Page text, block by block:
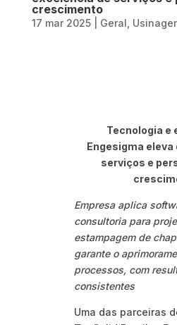
crescimento
17 mar 2025| Geral
Tecnologia e
Engesigma
serviços e
Empresa aplica
consultoria para
estampagem de
garante o
processos, com
consistentes
Uma das parceiras